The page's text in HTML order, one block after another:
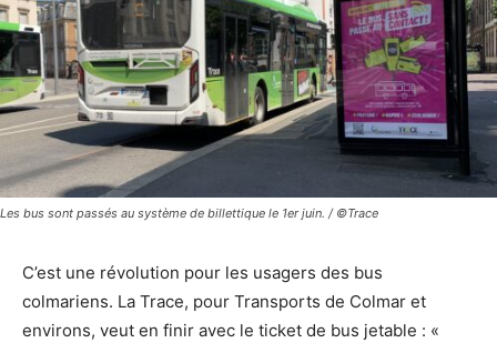
Les bus sont passés au système de billettique le 1er juin. / ©Trace
C’est une révolution pour les usagers des bus
colmariens. La Trace, pour Transports de Colmar et
environs, veut en finir avec le ticket de bus jetable : «